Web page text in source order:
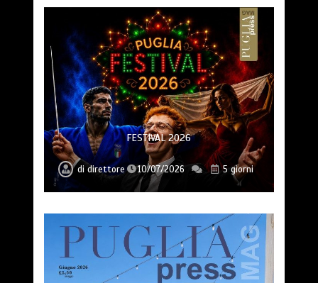
FESTIVAL 2026
didirettore 10/07/2026 5 giorni